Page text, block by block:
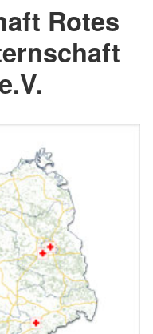
Rotes